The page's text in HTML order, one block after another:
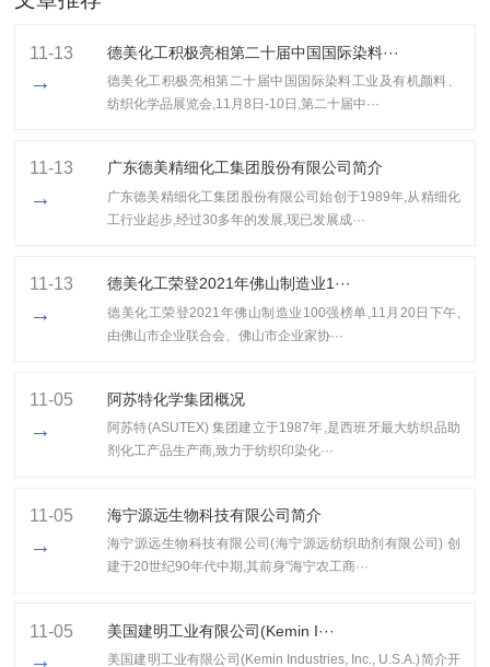
11-13
→
德美化工积极亮相第二十届中国国际染料···
德美化工积极亮相第二十届中国国际染料工业及有机颜料、
纺织化学品展览会,11月8日-10日,第二十届中···
11-13
→
广东德美精细化工集团股份有限公司简介
广东德美精细化工集团股份有限公司始创于1989年,从精细化
工行业起步,经过30多年的发展,现已发展成···
11-13
→
​德美化工荣登2021年佛山制造业1···
​德美化工荣登2021年佛山制造业100强榜单,11月20日下午,
由佛山市企业联合会、佛山市企业家协···
11-05
→
阿苏特化学集团概况
阿苏特(ASUTEX) 集团建立于1987年,是西班牙最大纺织品助
剂化工产品生产商,致力于纺织印染化···
11-05
→
海宁源远生物科技有限公司简介
海宁源远生物科技有限公司(海宁源远纺织助剂有限公司) 创
建于20世纪90年代中期,其前身"海宁农工商···
11-05
→
美国建明工业有限公司(Kemin I···
美国建明工业有限公司(Kemin Industries, Inc., U.S.A.)简介开